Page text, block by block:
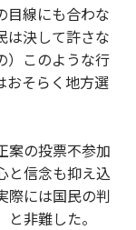
目線にも合わな
は決して許さな
）このような行
おそらく地方選
案の投票不参加
と信念も抑え込
際には国民の判
非難した。